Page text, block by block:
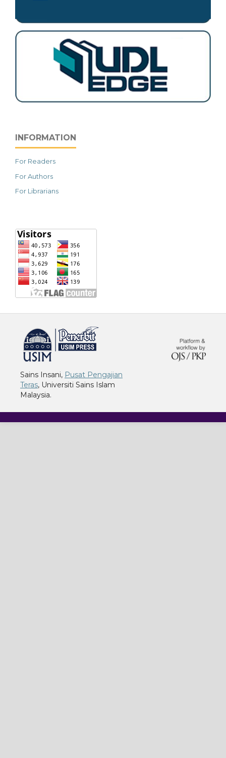
INFORMATION
For Readers
For Authors
For Librarians
Sains Insani, Pusat Pengajian
Teras, Universiti Sains Islam
Malaysia.